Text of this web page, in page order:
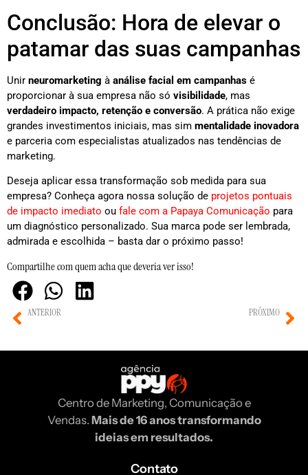
Conclusão: Hora de elevar o
patamar das suas campanhas
Unir neuromarketing à análise facial em campanhas é
proporcionar à sua empresa não só visibilidade, mas
verdadeiro impacto, retenção e conversão. A prática não exige
grandes investimentos iniciais, mas sim mentalidade inovadora
e parceria com especialistas atualizados nas tendências de
marketing.
Deseja aplicar essa transformação sob medida para sua
empresa? Conheça agora nossa solução de projetos pontuais
de impacto imediato ou fale com a Papaya Comunicação para
um diagnóstico personalizado. Sua marca pode ser lembrada,
admirada e escolhida – basta dar o próximo passo!
Compartilhe com quem acha que deveria ver isso!
ANTERIOR PRÓXIMO
Centro de Marketing, Comunicação e
Vendas. Mais de 16 anos transformando
ideias em resultados.
Contato